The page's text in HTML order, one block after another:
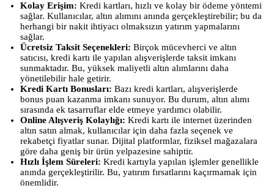
Kolay Erişim: Kredi kartları, hızlı ve kolay bir ödeme yöntemi
sağlar. Kullanıcılar, altın alımını anında gerçekleştirebilir; bu da
herhangi bir nakit ihtiyacı olmaksızın yatırım yapmalarını
sağlar.
Ücretsiz Taksit Seçenekleri: Birçok mücevherci ve altın
satıcısı, kredi kartı ile yapılan alışverişlerde taksit imkanı
sunmaktadır. Bu, yüksek maliyetli altın alımlarını daha
yönetilebilir hale getirir.
Kredi Kartı Bonusları: Bazı kredi kartları, alışverişlerde
bonus puan kazanma imkanı sunuyor. Bu durum, altın alımı
sırasında ek tasarruflar elde etmeye yardımcı olabilir.
Online Alışveriş Kolaylığı: Kredi kartı ile internet üzerinden
altın satın almak, kullanıcılar için daha fazla seçenek ve
rekabetçi fiyatlar sunar. Dijital platformlar, fiziksel mağazalara
göre daha geniş bir ürün yelpazesine sahiptir.
Hızlı İşlem Süreleri: Kredi kartıyla yapılan işlemler genellikle
anında gerçekleştirilir. Bu, yatırım fırsatlarını kaçırmamak için
önemlidir.